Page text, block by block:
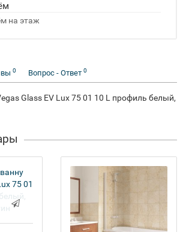
на этаж
0 Вопрос - Ответ 0
Glass EV Lux 75 01 10 L профиль белый,